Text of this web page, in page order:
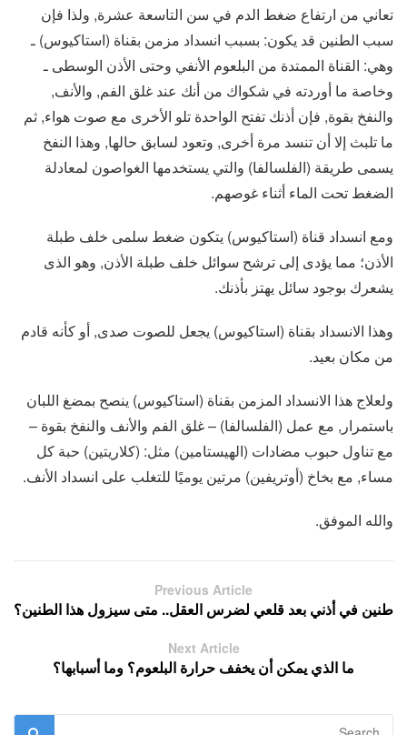
تعاني من ارتفاع ضغط الدم في سن التاسعة عشرة, ولذا فإن
سبب الطنين قد يكون: بسبب انسداد مزمن بقناة (استاكيوس) ـ
وهي: القناة الممتدة من البلعوم الأنفي وحتى الأذن الوسطى ـ
وخاصة ما أوردته في شكواك من أنك عند غلق الفم, والأنف,
والنفخ بقوة, فإن أذنك تفتح الواحدة تلو الأخرى مع صوت هواء, ثم
ما تلبث إلا أن تنسد مرة أخرى, وتعود لسابق حالها, وهذا النفخ
يسمى طريقة (الفلسالفا) والتي يستخدمها الغواصون لمعادلة
الضغط تحت الماء أثناء غوصهم.
ومع انسداد قناة (استاكيوس) يتكون ضغط سلمى خلف طبلة
الأذن؛ مما يؤدى إلى ترشح سوائل خلف طبلة الأذن, وهو الذى
يشعرك بوجود سائل يهتز بأذنك.
وهذا الانسداد بقناة (استاكيوس) يجعل للصوت صدى, أو كأنه قادم
من مكان بعيد.
ولعلاج هذا الانسداد المزمن بقناة (استاكيوس) ينصح بمضغ اللبان
باستمرار, مع عمل (الفلسالفا) – غلق الفم والأنف والنفخ بقوة –
مع تناول حبوب مضادات (الهيستامين) مثل: (كلاريتين) حبة كل
مساء, مع بخاخ (أوتريفين) مرتين يوميًا للتغلب على انسداد الأنف.
والله الموفق.
Previous Article
طنين في أذني بعد قلعي لضرس العقل.. متى سيزول هذا الطنين؟
Next Article
ما الذي يمكن أن يخفف حرارة البلعوم؟ وما أسبابها؟